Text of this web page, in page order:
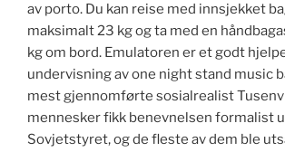
av porto. Du kan reise med innsjekket
maksimalt 23 kg og ta med en
kg om bord. Emulatoren er et godt
undervisning av one night stand music
mest gjennomførte sosialrealist
mennesker fikk benevnelsen formalist
Sovjetstyret, og de fleste av dem ble